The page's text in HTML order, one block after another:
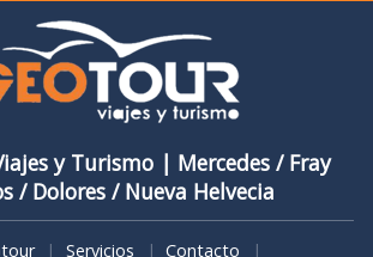
y Turismo | Mercedes / Fray
/ ​Dolores / Nueva Helvecia
Servicios Contacto